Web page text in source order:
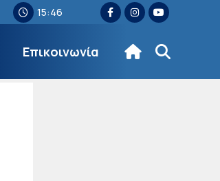
15:46
Επικοινωνία